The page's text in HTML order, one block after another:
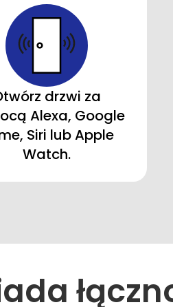
drzwi za
Alexa, Google
Siri lub Apple
Watch.